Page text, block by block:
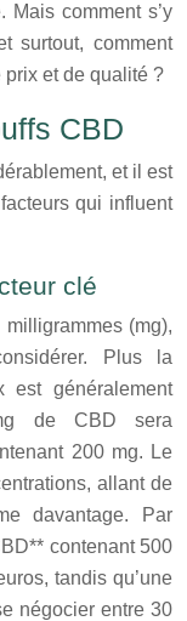
Mais comment s’y
surtout, comment
et de qualité ?
CBD
et il est
qui influent
clé
(mg),
Plus la
est généralement
de CBD sera
200 mg. Le
allant de
davantage. Par
contenant 500
tandis qu’une
négocier entre 30